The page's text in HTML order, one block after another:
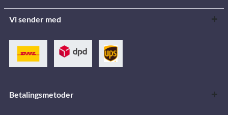
Vi sender med
Betalingsmetoder